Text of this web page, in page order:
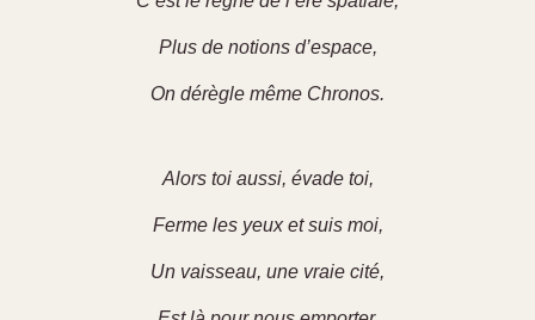
Plus de notions d’espace,
On dérègle même Chronos.
Alors toi aussi, évade toi,
Ferme les yeux et suis moi,
Un vaisseau, une vraie cité,